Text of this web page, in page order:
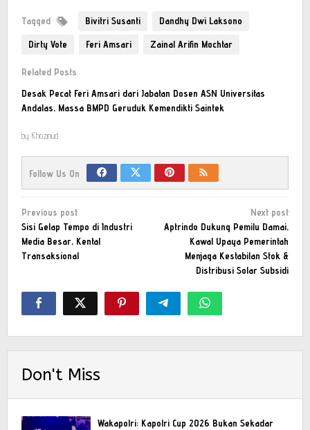
Tagged Bivitri Susanti Dandhy Dwi Laksono
Dirty Vote Feri Amsari Zainal Arifin Mochtar
Related Posts
Desak Pecat Feri Amsari dari Jabatan Dosen ASN Universitas
Andalas, Massa BMPD Geruduk Kemendikti Saintek
by Khozinud
Follow Us On
Post
navigation
Previous post
Sisi Gelap Tempo di Industri
Media Besar, Kental
Transaksional
Next post
Aptrindo Dukung Pemilu Damai,
Kawal Upaya Pemerintah
Menjaga Kestabilan Stok &
Distribusi Solar Subsidi
Don't Miss
Wakapolri: Kapolri Cup 2026 Bukan Sekadar